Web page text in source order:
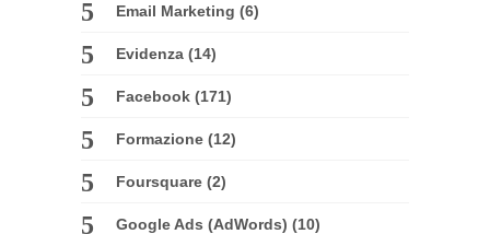
Email Marketing (6)
Evidenza (14)
Facebook (171)
Formazione (12)
Foursquare (2)
Google Ads (AdWords) (10)